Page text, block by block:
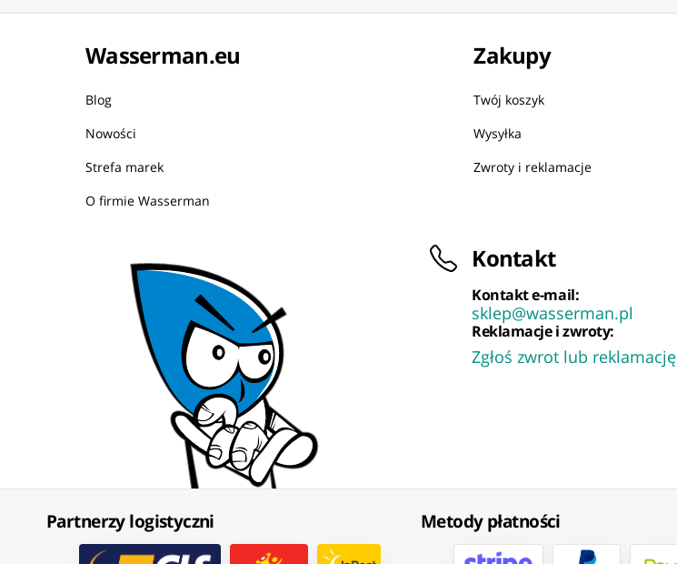
Wasserman.eu
Blog
Nowości
Strefa marek
O firmie Wasserman
Zakupy
Twój koszyk
Wysyłka
Zwroty i reklamacje
Kontakt
Kontakt e-mail:
sklep@wasserman.pl
Reklamacje i zwroty:
Zgłoś zwrot lub reklamację
Partnerzy logistyczni Metody płatności